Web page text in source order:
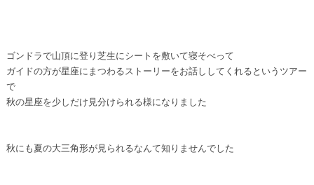
ゴンドラで山頂に登り芝生にシートを敷いて寝そべって
ガイドの方が星座にまつわるストーリーをお話ししてくれるというツアー
で
秋の星座を少しだけ見分けられる様になりました
秋にも夏の大三角形が見られるなんて知りませんでした